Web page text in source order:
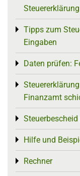
Steuererklärung
Tipps zum
Eingaben
Toggle menu
Daten prüfen:
Toggle menu
Finanzamt
Toggle menu
Toggle menu
Hilfe und
Toggle menu
Rechner
Toggle menu